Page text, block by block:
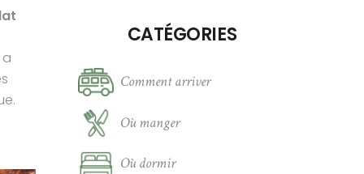
CATÉGORIES
Comment arriver
Où manger
Où dormir